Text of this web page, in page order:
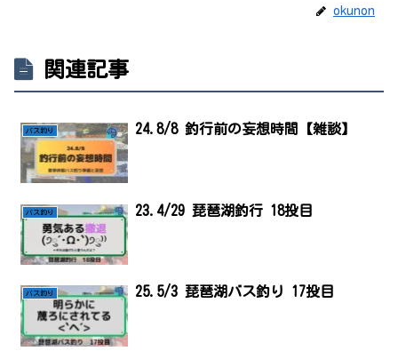
okunon
関連記事
バス釣り 24.8/8 釣行前の妄想時間【雑談】
バス釣り 23.4/29 琵琶湖釣行 18投目
バス釣り 25.5/3 琵琶湖バス釣り 17投目